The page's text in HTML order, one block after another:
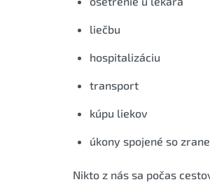
liečbu
hospitalizáciu
transport
kúpu liekov
úkony spojené so
Nikto z nás sa počas